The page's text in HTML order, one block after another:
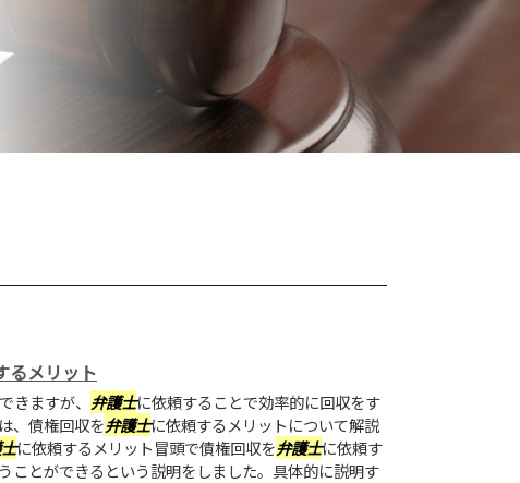
るメリット
きますが、 弁護士に依頼することで効率的に回収をす
、債権回収を弁護士に依頼するメリットについて解説
に依頼するメリット冒頭で債権回収を弁護士に依頼す
ことができるという説明をしました。具体的に説明す